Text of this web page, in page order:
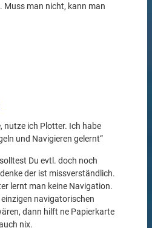
Muss man nicht, kann man
nutze ich Plotter. Ich habe
und Navigieren gelernt“
Du evtl. doch noch
der ist missverständlich.
lernt man keine Navigation.
navigatorischen
dann hilft ne Papierkarte
nix.